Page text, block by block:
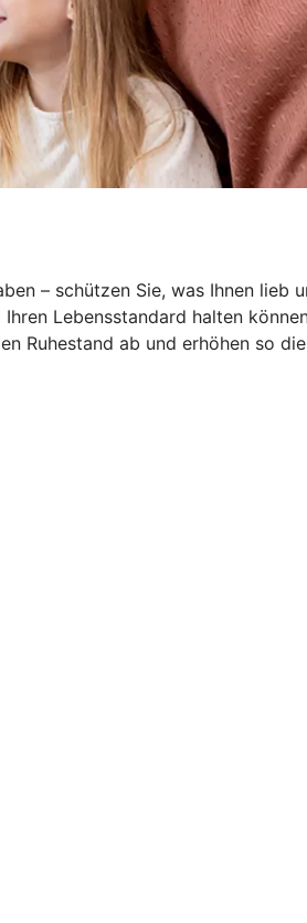
– schützen Sie, was Ihnen lieb
Lebensstandard halten
Ruhestand ab und erhöhen so